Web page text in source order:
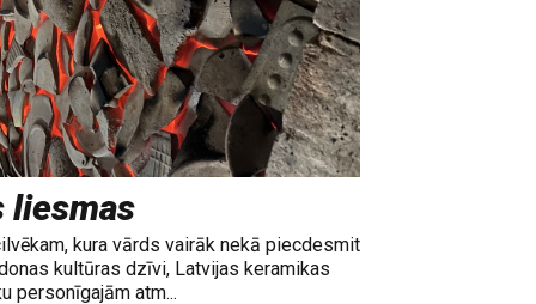
liesmas
kura vārds vairāk nekā piecdesmit
kultūras dzīvi, Latvijas keramikas
personīgajām atm...